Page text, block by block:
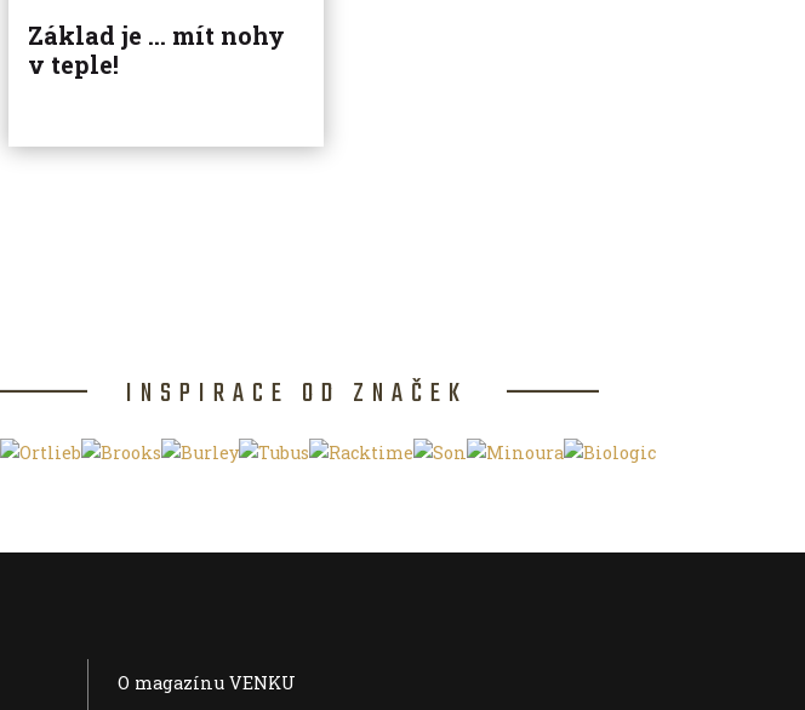
Základ je … mít nohy
v teple!
INSPIRACE OD ZNAČEK
O magazínu VENKU